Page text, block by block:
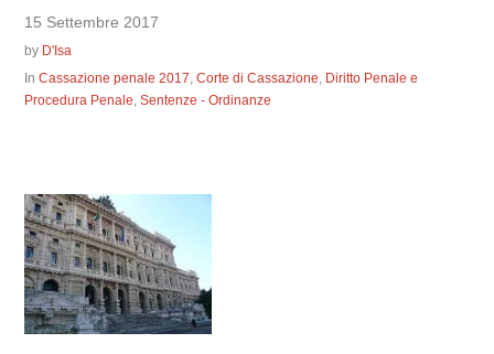
15 Settembre 2017
by D'Isa
InCassazione penale 2017,Corte di Cassazione, Diritto Penale e
Procedura Penale,Sentenze - Ordinanze